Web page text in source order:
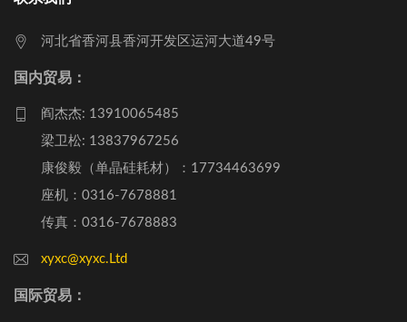
河北省香河县香河开发区运河大道49号
国内贸易：
阎杰杰: 13910065485
梁卫松: 13837967256
康俊毅（单晶硅耗材）：17734463699
座机：0316-7678881
传真：0316-7678883
xyxc@xyxc.Ltd
国际贸易：